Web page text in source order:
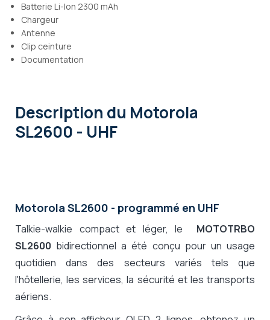
Batterie Li-Ion 2300 mAh
Chargeur
Antenne
Clip ceinture
Documentation
Description du Motorola
SL2600 - UHF
Motorola SL2600 - programmé en UHF
Talkie-walkie compact et léger, le MOTOTRBO
SL2600 bidirectionnel a été conçu pour un usage
quotidien dans des secteurs variés tels que
l'hôtellerie, les services, la sécurité et les transports
aériens.